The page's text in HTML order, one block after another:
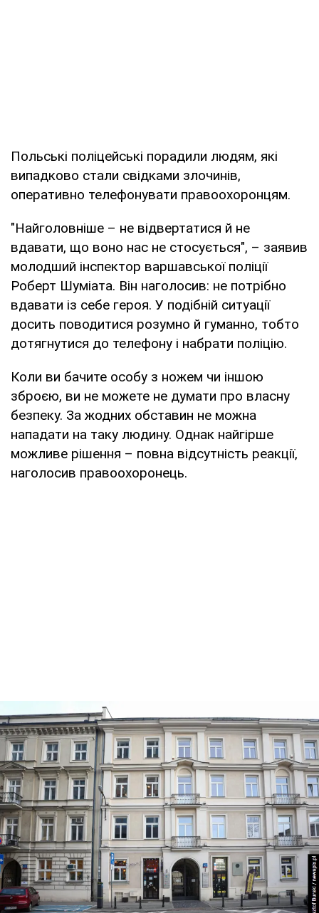
Польські поліцейські порадили людям, які
випадково стали свідками злочинів,
оперативно телефонувати правоохоронцям.
"Найголовніше – не відвертатися й не
вдавати, що воно нас не стосується", – заявив
молодший інспектор варшавської поліції
Роберт Шуміата. Він наголосив: не потрібно
вдавати із себе героя. У подібній ситуації
досить поводитися розумно й гуманно, тобто
дотягнутися до телефону і набрати поліцію.
Коли ви бачите особу з ножем чи іншою
зброєю, ви не можете не думати про власну
безпеку. За жодних обставин не можна
нападати на таку людину. Однак найгірше
можливе рішення – повна відсутність реакції,
наголосив правоохоронець.